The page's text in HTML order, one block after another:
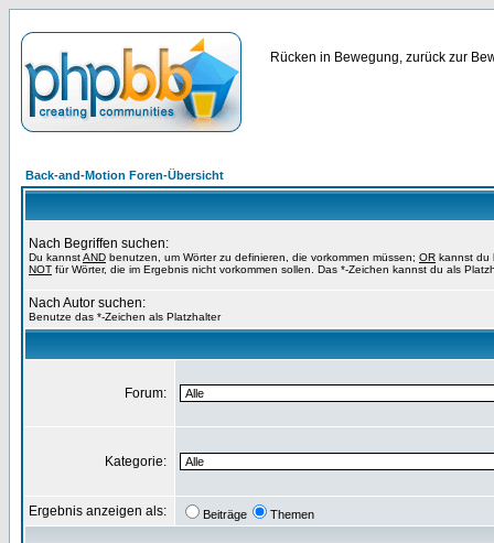
Rücken in Bewegung, zurück zur
Back-and-Motion Foren-Übersicht
Nach Begriffen suchen:
Du kannstAND benutzen, um Wörter zu definieren, die vorkommen müssen; OR kannst du
NOT für Wörter, die im Ergebnis nicht vorkommen sollen. Das *-Zeichen kannst du als
Nach Autor suchen:
Benutze das *-Zeichen als Platzhalter
Forum:
Kategorie:
Ergebnis anzeigen als: Beiträge Themen